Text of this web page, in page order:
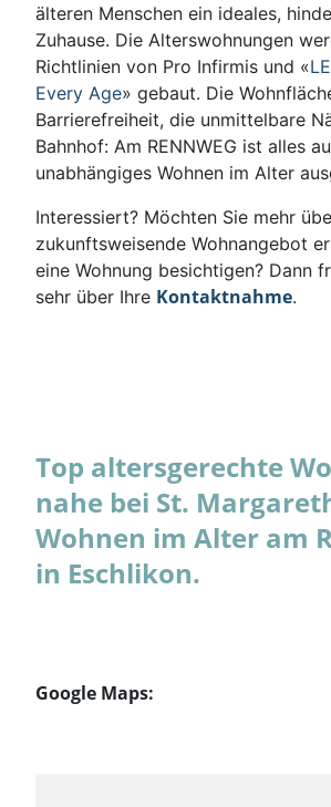
älteren Menschen ein ideales,
Zuhause. Die Alterswohnungen
Richtlinien von Pro Infirmis und «
Every Age» gebaut. Die
Barrierefreiheit, die unmittelbare
Bahnhof: Am RENNWEG ist alles
unabhängiges Wohnen im Alter
Interessiert? Möchten Sie mehr
zukunftsweisende Wohnangebot
eine Wohnung besichtigen? Dann
sehr über Ihre Kontaktnahme.
Top altersgerechte
nahe bei St.
Wohnen im Alter am
in Eschlikon.
Google Maps: